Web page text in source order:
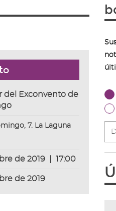
del Exconvento de
7. La Laguna
de 2019 17:00
de 2019
de